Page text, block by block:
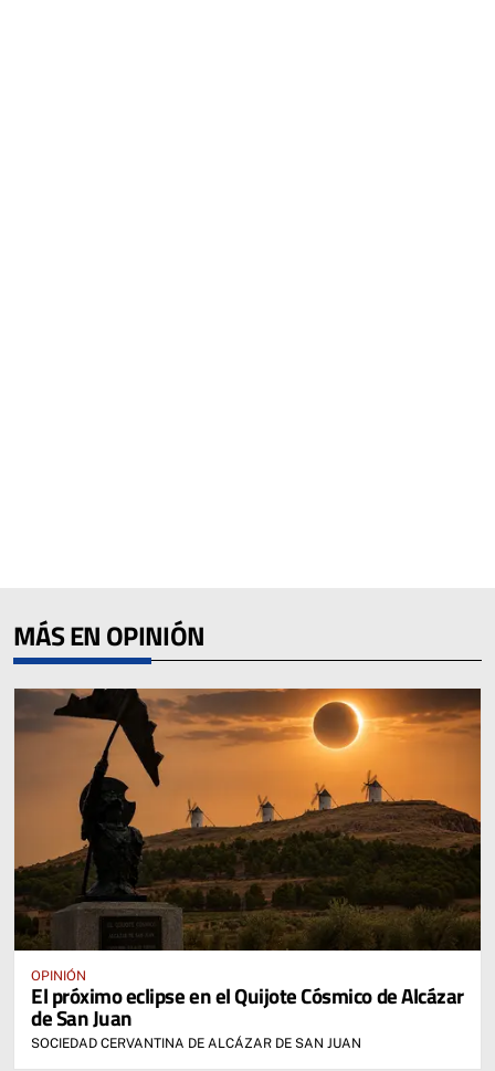
MÁS EN OPINIÓN
OPINIÓN
El próximo eclipse en el Quijote Cósmico de Alcázar
de San Juan
SOCIEDAD CERVANTINA DE ALCÁZAR DE SAN JUAN